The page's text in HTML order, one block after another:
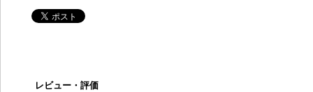
レビュー・評価